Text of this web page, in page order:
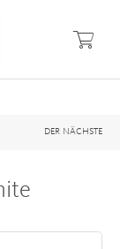
DER NÄCHSTE